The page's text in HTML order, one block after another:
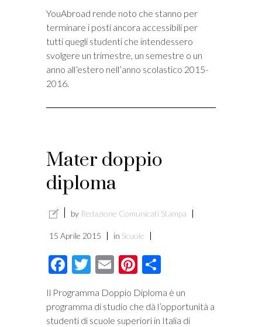
YouAbroad rende noto che stanno per
terminare i posti ancora accessibili per
tutti quegli studenti che intendessero
svolgere un trimestre, un semestre o un
anno all’estero nell’anno scolastico 2015-
2016.
Mater doppio
diploma
by Redazione Comunicati Stampa
15 Aprile 2015 in Scuole
Facebook
Twitter
EmailPinterest
Il Programma Doppio Diploma è un
programma di studio che dà l’opportunità a
studenti di scuole superiori in Italia di